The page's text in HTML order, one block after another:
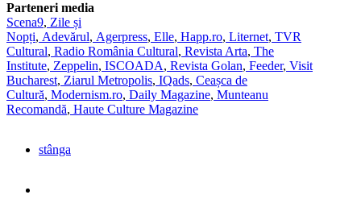
Parteneri media
Scena9, Zile și
Nopți, Adevărul, Agerpress, Elle, Happ.ro, Liternet, TVR
Cultural, Radio România Cultural, Revista Arta, The
Institute, Zeppelin, ISCOADA, Revista Golan, Feeder, Visit
Bucharest, Ziarul Metropolis, IQads, Ceașca de
Cultură, Modernism.ro, Daily Magazine, Munteanu
Recomandă, Haute Culture Magazine
stânga